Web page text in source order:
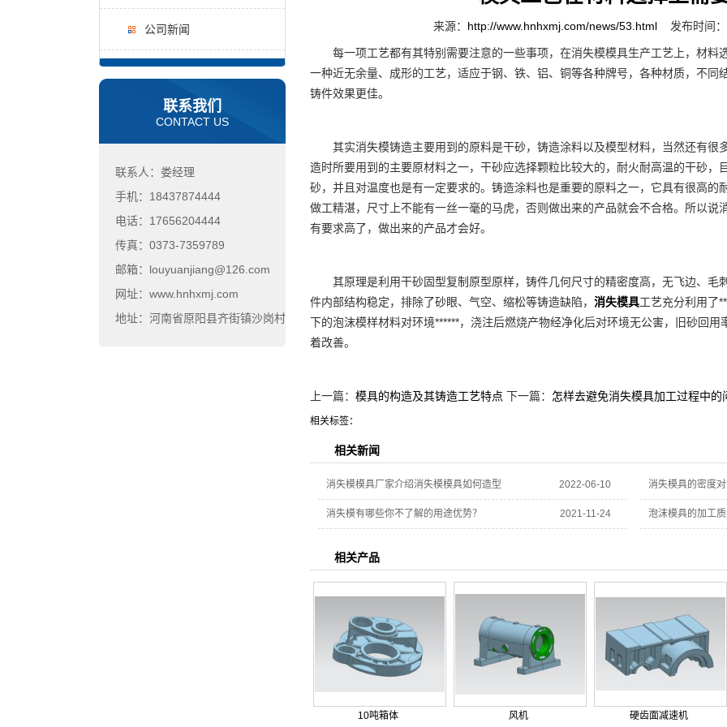
公司新闻
联系我们
CONTACT US
联系人：娄经理
手机：18437874444
电话：17656204444
传真：0373-7359789
邮箱：louyuanjiang@126.com
网址：www.hnhxmj.com
地址：河南省原阳县齐街镇沙岗村
来源： http://www.hnhxmj.com/news/53.html 发布时间
每一项工艺都有其特别需要注意的一些事项，在消失模模具生产工艺上，材料
一种近无余量、成形的工艺，适应于钢、铁、铝、铜等各种牌号，各种材质，不同
铸件效果更佳。
其实消失模铸造主要用到的原料是干砂，铸造涂料以及模型材料，当然还有很
造时所要用到的主要原材料之一，干砂应选择颗粒比较大的，耐火耐高温的干砂
砂，并且对温度也是有一定要求的。铸造涂料也是重要的原料之一，它具有很高
做工精湛，尺寸上不能有一丝一毫的马虎，否则做出来的产品就会不合格。所以
有要求高了，做出来的产品才会好。
其原理是利用干砂固型复制原型原样，铸件几何尺寸的精密度高，无飞边、毛
件内部结构稳定，排除了砂眼、气空、缩松等铸造缺陷， 消失模具工艺充分利用了
下的泡沫模样材料对环境******，浇注后燃烧产物经净化后对环境无公害，旧砂回
着改善。
上一篇： 模具的构造及其铸造工艺特点 下一篇： 怎样去避免消失模具加工过程中的
相关标签：
相关新闻
2022-06-10
消失模模具厂家介绍消失模模具如何造型 消失模具的密度
2021-11-24
消失模有哪些你不了解的用途优势？ 泡沫模具的加工
相关产品
10吨箱体 风机 硬齿面减速机